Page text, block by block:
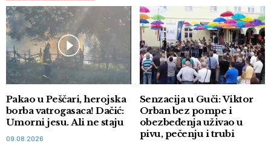
Pakao u Peščari, herojska
borba vatrogasaca! Dačić:
Umorni jesu. Ali ne staju
09.08.2026
Senzacija u Guči: Viktor
Orban bez pompe i
obezbeđenja uživao u
pivu, pečenju i trubi